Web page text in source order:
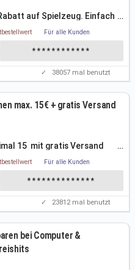
auf Spielzeug. Einfach …
Für alle Kunden
************
✓ 38057 mal benutzt
max. 15€ + gratis Versand
15  mit gratis Versand
…
Für alle Kunden
**************
✓ 23812mal benutzt
bei Computer &